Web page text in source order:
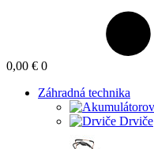
0,00 € 0
Záhradná technika
Drviče